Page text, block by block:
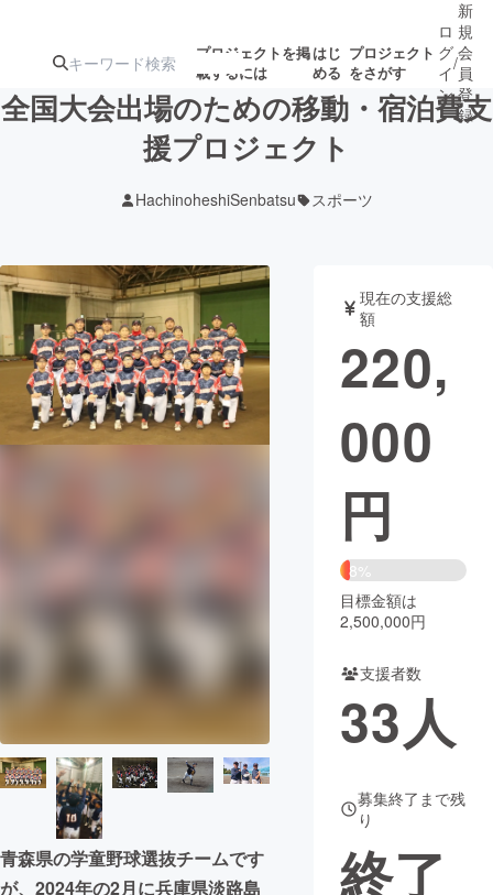
プロジェクトを掲
載するには
はじ
める
プロジェクト
をさがす
ターン
ジェクト
ロジェクト
アート・写真 音楽
テクノロジー・ガジェット ゲーム・サ
映像・映画
CAMPFIRE Creation
CAMPFIREふるさと納税
コミュニティ
ロ
グ
イ
ン
/
新
規
会
員
登
録
全国大会出場のための移動・宿泊費支
援プロジェクト
HachinoheshiSenbatsu スポーツ
青森県の学童野球選抜チームです
が、2024年の2月に兵庫県淡路島
現在の支援総
額
220,
000
円
8%
目標金額は
2,500,000円
支援者数
33人
募集終了まで残
り
終了